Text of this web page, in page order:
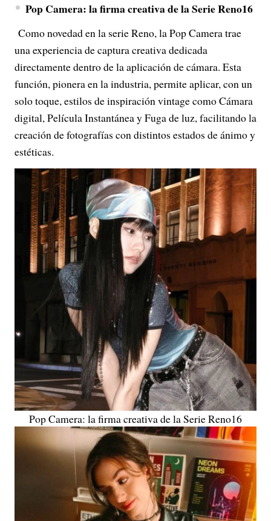
Pop Camera: la firma creativa de la Serie Reno16
Como novedad en la serie Reno, la Pop Camera trae
una experiencia de captura creativa dedicada
directamente dentro de la aplicación de cámara. Esta
función, pionera en la industria, permite aplicar, con un
solo toque, estilos de inspiración vintage como Cámara
digital, Película Instantánea y Fuga de luz, facilitando la
creación de fotografías con distintos estados de ánimo y
estéticas.
Pop Camera: la firma creativa de la Serie Reno16